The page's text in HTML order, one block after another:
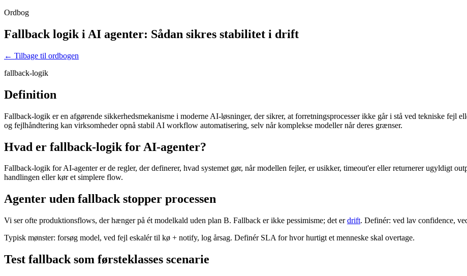
Ordbog
Fallback logik i AI agenter: Sådan sikres stabilitet i drift
← Tilbage til ordbogen
fallback-logik
Definition
Fallback-logik er en afgørende sikkerhedsmekanisme i moderne AI-løsninger, der sikrer, at forretningsprocesser ikke går i stå ved tekniske fejl
og fejlhåndtering kan virksomheder opnå stabil AI workflow automatisering, selv når komplekse modeller når deres grænser.
Hvad er fallback-logik for AI-agenter?
Fallback-logik for AI-agenter er de regler, der definerer, hvad systemet gør, når modellen fejler, er usikker, timeout'er eller returnerer ugyldigt
handlingen eller kør et simplere flow.
Agenter uden fallback stopper processen
Vi ser ofte produktionsflows, der hænger på ét modelkald uden plan B. Fallback er ikke pessimisme; det erdrift. Definér: ved lav confidence,
Typisk mønster: forsøg model, ved fejl eskalér til kø + notify, log årsag. Definér SLA for hvor hurtigt et menneske skal overtage.
Test fallback som førsteklasses scenarie